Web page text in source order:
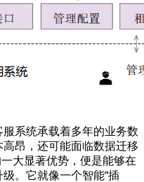
系统承载着多年的业务数
昂，还可能面临数据迁移
大显著优势，便是能够在
。它就像一个智能“插